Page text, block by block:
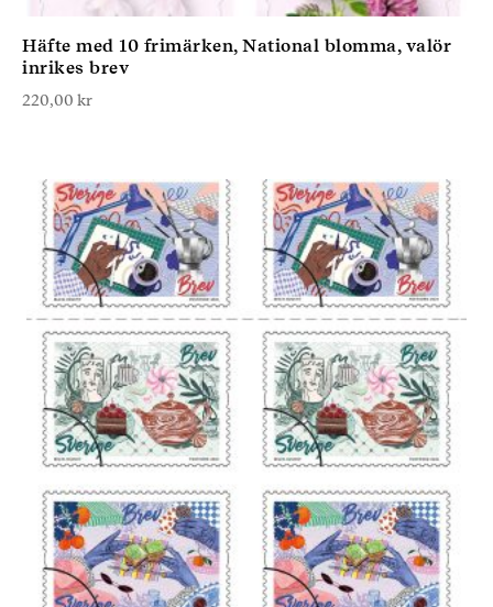
Häfte med 10 frimärken, National blomma, valör
inrikes brev
220,00 kr